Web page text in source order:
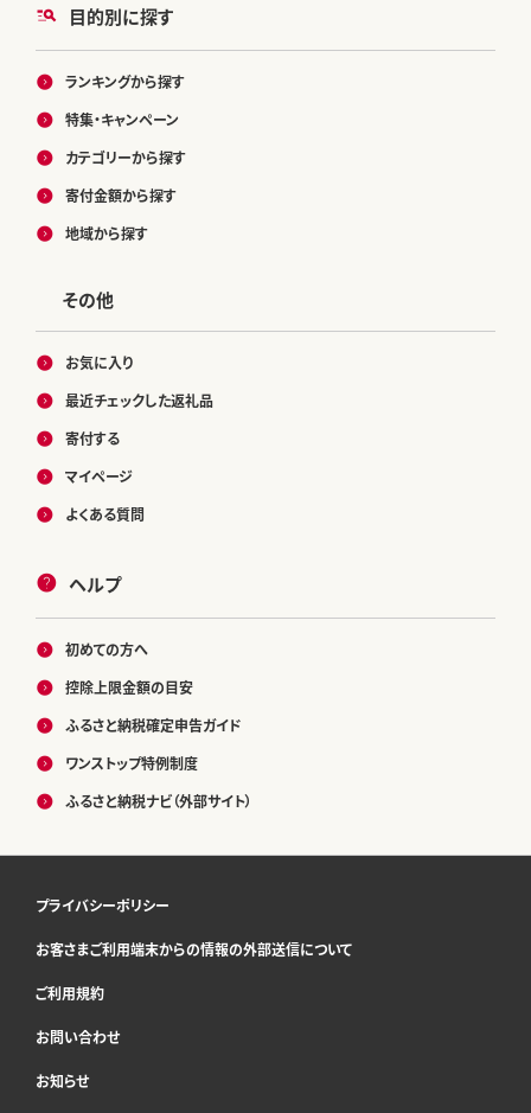
目的別に探す
ランキングから探す
特集・キャンペーン
カテゴリーから探す
寄付金額から探す
地域から探す
その他
お気に入り
最近チェックした返礼品
寄付する
マイページ
よくある質問
ヘルプ
初めての方へ
控除上限金額の目安
ふるさと納税確定申告ガイド
ワンストップ特例制度
ふるさと納税ナビ（外部サイト）
プライバシーポリシー
お客さまご利用端末からの情報の外部送信について
ご利用規約
お問い合わせ
お知らせ